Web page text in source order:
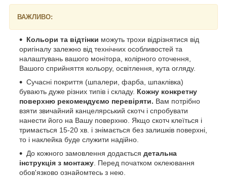
ВАЖЛИВО:
Кольори та відтінки можуть трохи відрізнятися від
оригіналу залежно від технічних особливостей та
налаштувань вашого монітора, колірного оточення,
Вашого сприйняття кольору, освітлення, кута огляду.
Сучасні покриття (шпалери, фарба, шпаклівка)
бувають дуже різних типів і складу. Кожну конкретну
поверхню рекомендуємо перевіряти. Вам потрібно
взяти звичайний канцелярський скотч і спробувати
нанести його на Вашу поверхню. Якщо скотч клеїться і
тримається 15-20 хв. і знімається без залишків поверхні,
то і наклейка буде служити надійно.
До кожного замовлення додається детальна
інструкція з монтажу . Перед початком оклеювання
обов'язково ознайомтесь з нею.